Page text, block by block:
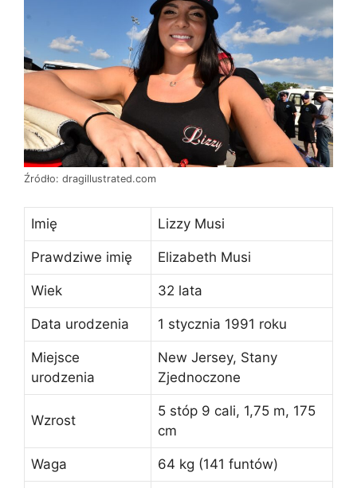
Źródło: dragillustrated.com
Imię Lizzy Musi
Prawdziwe imię Elizabeth Musi
Wiek 32 lata
Data urodzenia 1 stycznia 1991 roku
Miejsce
urodzenia
New Jersey, Stany
Zjednoczone
Wzrost
5 stóp 9 cali, 1,75 m, 175
cm
Waga 64 kg (141 funtów)